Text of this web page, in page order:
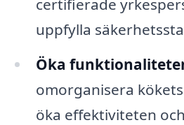
certifierade
uppfylla
Öka
omorganisera
öka effektiviteten